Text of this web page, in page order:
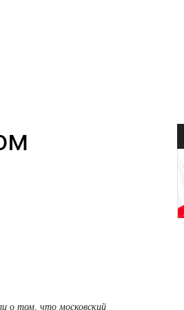
о том, что московский